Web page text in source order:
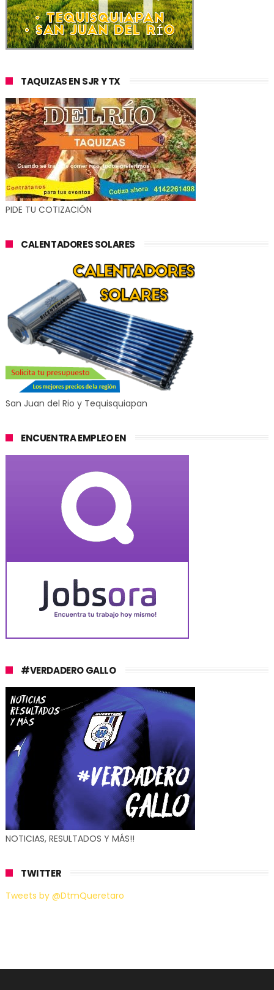
TAQUIZAS EN SJR Y TX
PIDE TU COTIZACIÓN
CALENTADORES SOLARES
San Juan del Rio y Tequisquiapan
ENCUENTRA EMPLEO EN
#VERDADERO GALLO
NOTICIAS, RESULTADOS Y MÁS!!
TWITTER
Tweets by @DtmQueretaro